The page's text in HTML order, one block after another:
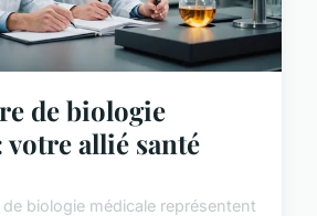
de biologie
votre allié santé
biologie médicale représentent